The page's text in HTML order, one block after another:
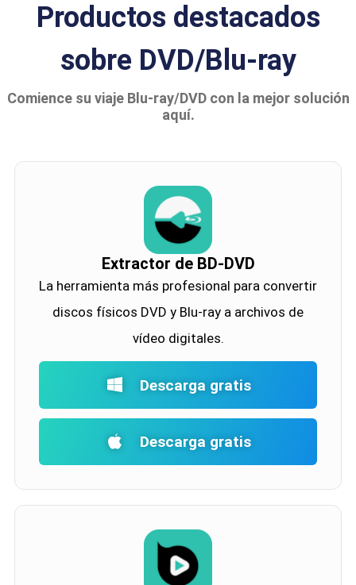
Productos destacados
sobre DVD/Blu-ray
Comience su viaje Blu-ray/DVD con la mejor solución
aquí.
Extractor de BD-DVD
La herramienta más profesional para convertir
discos físicos DVD y Blu-ray a archivos de
vídeo digitales.
Descarga gratis
Descarga gratis